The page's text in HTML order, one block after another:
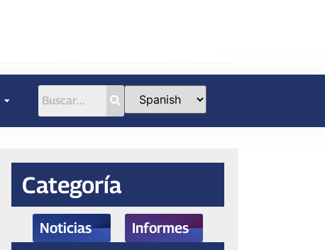
Categoría
Noticias Informes